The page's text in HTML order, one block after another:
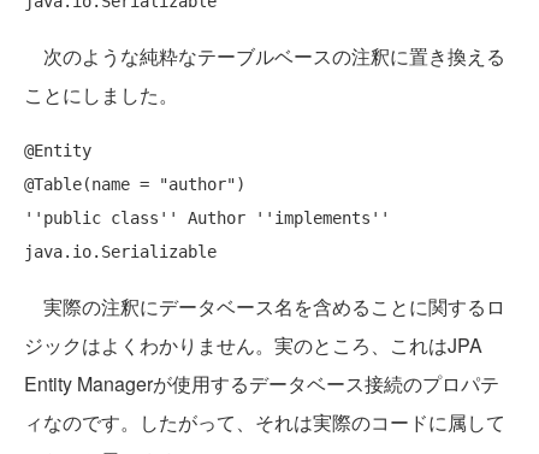
次のような純粋なテーブルベースの注釈に置き換える
ことにしました。
@Entity
@Table(name =
"author"
'' public class '' Author '' implements ''
実際の注釈にデータベース名を含めることに関するロ
ジックはよくわかりません。実のところ、これはJPA
Entity Managerが使用するデータベース接続のプロパテ
ィなのです。したがって、それは実際のコードに属して